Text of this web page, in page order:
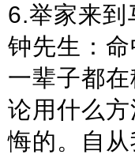
6.举家来到
钟先生：
一辈子都
论用什么
悔的。自